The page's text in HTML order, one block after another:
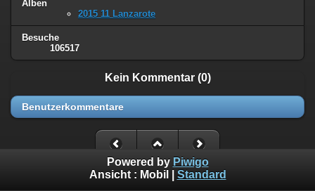
Alben
2015 11 Lanzarote
Besuche
106517
Kein Kommentar (0)
Benutzerkommentare
Powered by Piwigo
Ansicht : Mobil Standard